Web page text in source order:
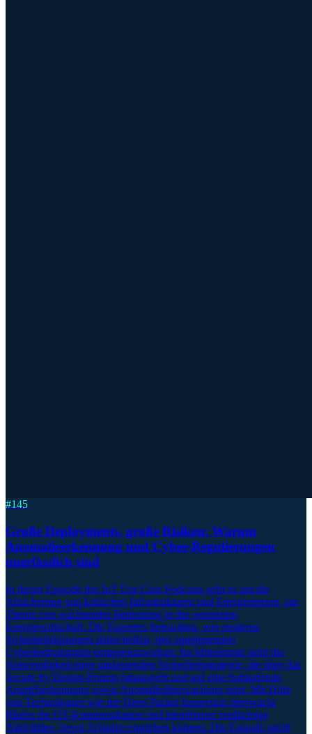
#145
Große Deployments, große Risiken: Warum
Anomalieerkennung und Cyber-Regulierungen
unerlässlich sind
In dieser Episode des IoT Use Case Podcasts geht es um die
Absicherung von kritischen Infrastrukturen und Energienetzen, ein
Thema von wachsender Bedeutung in der vernetzten
Energiewirtschaft. Die Experten beleuchten, wie moderne
Sicherheitslösungen dabei helfen, den zunehmenden
Cyberbedrohungen entgegenzuwirken. Im Mittelpunkt steht die
Notwendigkeit einer umfassenden Sicherheitsstrategie, die über das
Secure by Design-Prinzip hinausgeht und auf eine fortlaufende
Angriffserkennung sowie Anomalieüberwachung setzt. Mit Hilfe
von Technologien wie der Deep Packet Inspection überwacht
Rhebo die OT-Kommunikation und identifiziert verdächtige
Aktivitäten, bevor Schäden entstehen können. Die Episode greift